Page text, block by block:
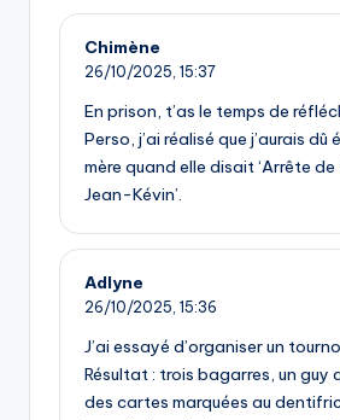
Chimène
26/10/2025, 15:37
En prison, t’as le temps de
Perso, j’ai réalisé que j’aurais dû
mère quand elle disait ‘Arrête
Jean-Kévin’.
Adlyne
26/10/2025, 15:36
J’ai essayé d’organiser un
Résultat : trois bagarres, un guy
des cartes marquées au